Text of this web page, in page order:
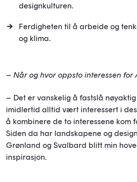
designkulturen.
Ferdigheten til å arbeide og
og klima.
– Når og hvor oppsto interessen for
– Det er vanskelig å fastslå
imidlertid alltid vært interessert i
å kombinere de to interessene kom
Siden da har landskapene og
Grønland og Svalbard blitt min
inspirasjon.